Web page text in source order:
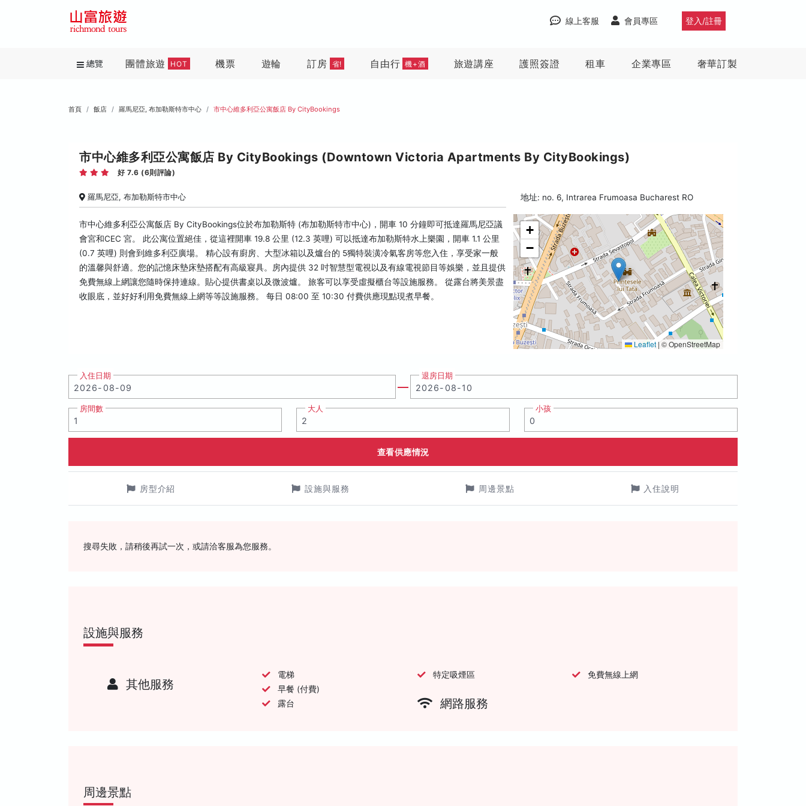
登入/註冊
會員專區
線上客服
總覽 團體旅遊 HOT 機票 遊輪 訂房 省! 自由行 機+酒 旅遊講座 護照簽證 租車 企業專區 奢華訂製
首頁 飯店 羅馬尼亞, 布加勒斯特市中心 市中心維多利亞公寓飯店 By CityBookings
市中心維多利亞公寓飯店 By CityBookings (Downtown Victoria Apartments By CityBookings)
好 7.6 (6則評論)
羅馬尼亞, 布加勒斯特市中心
市中心維多利亞公寓飯店 By CityBookings位於布加勒斯特 (布加勒斯特市中心)，開車 10 分鐘即可抵達羅馬尼亞議
會宮和CEC 宮。 此公寓位置絕佳，從這裡開車 19.8 公里 (12.3 英哩) 可以抵達布加勒斯特水上樂園，開車 1.1 公里
(0.7 英哩) 則會到維多利亞廣場。 精心設有廚房、大型冰箱以及爐台的 5獨特裝潢冷氣客房等您入住，享受家一般
的溫馨與舒適。您的記憶床墊床墊搭配有高級寢具。房內提供 32 吋智慧型電視以及有線電視節目等娛樂，並且提供
免費無線上網讓您隨時保持連線。貼心提供書桌以及微波爐。 旅客可以享受虛擬櫃台等設施服務。 從露台將美景盡
收眼底，並好好利用免費無線上網等等設施服務。 每日 08:00 至 10:30 付費供應現點現煮早餐。
地址: no. 6, Intrarea Frumoasa Bucharest RO
+
−
Leaflet | © OpenStreetMap
入住日期 退房日期
房間數 大人 小孩
查看供應情況
房型介紹 設施與服務 周邊景點 入住說明
搜尋失敗，請稍後再試一次，或請洽客服為您服務。
設施與服務
其他服務
電梯
早餐 (付費)
露台
特定吸煙區
網路服務
免費無線上網
周邊景點